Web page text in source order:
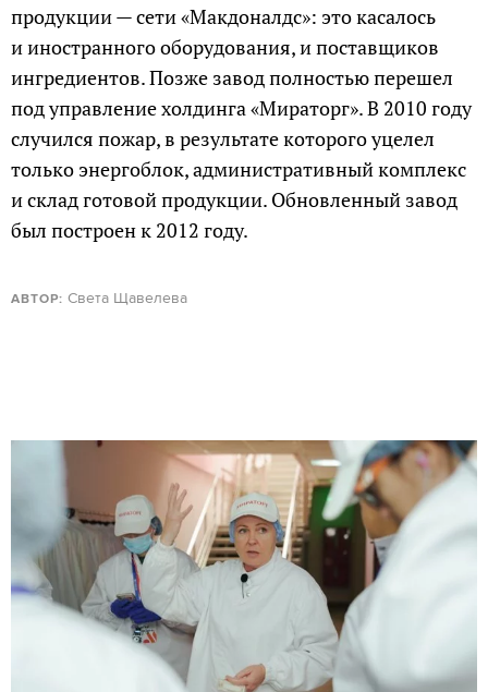
продукции — сети «Макдоналдс»: это касалось
и иностранного оборудования, и поставщиков
ингредиентов. Позже завод полностью перешел
под управление холдинга «Мираторг». В 2010 году
случился пожар, в результате которого уцелел
только энергоблок, административный комплекс
и склад готовой продукции. Обновленный завод
был построен к 2012 году.
АВТОР: Света Щавелева